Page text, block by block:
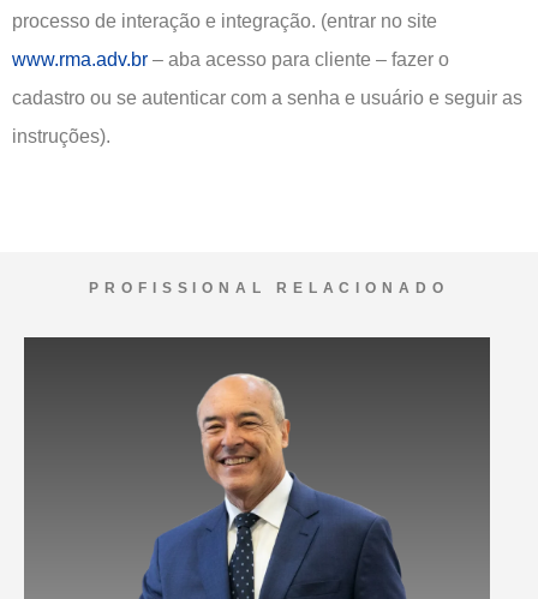
processo de interação e integração. (entrar no site
www.rma.adv.br – aba acesso para cliente – fazer o
cadastro ou se autenticar com a senha e usuário e seguir as
instruções).
PROFISSIONAL RELACIONADO